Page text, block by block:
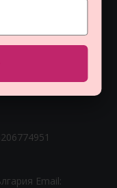
Email: